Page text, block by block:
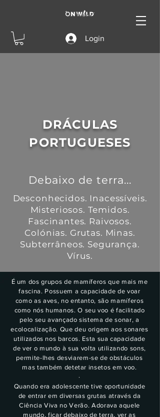
Login
DRÁCULAS
PORTUGUESES
Debaixo de terra...
Desconhecidos. Inacessíveis.
Misteriosos. Temidos.
Fascinantes. Raivosos.
Colónias. Grutas. Minas.
Subterrâneos. Segurança.
Vírus.
É um dos grupos de mamíferos que mais me
fascina. Possuem a capacidade de voar
como as aves, no entanto, são mamíferos
como nós humanos. O seu voo é facilitado
pelo seu avançado sistema de sonar, a
ecolocalização. Que deu origem aos sonares
utilizados nos barcos. Esta sua capacidade
de ver o mundo à sua volta utilizando sons,
permite-lhes desviarem-se de obstáculos
mas também detetar insetos em voo.
·
Quando era adolescente tive oportunidade
de entrar em diversas grutas através da
Ciência Viva no Verão. Adorava aquele
mundo, ficar debaixo de terra, ver as